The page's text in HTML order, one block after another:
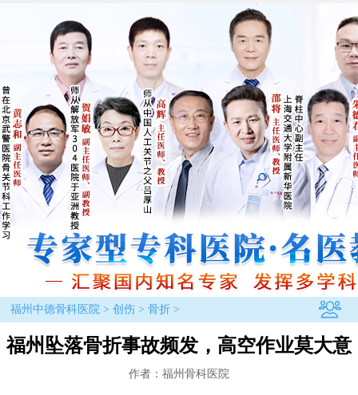
福州中德骨科医院> 创伤> 骨折>
福州坠落骨折事故频发，高空作业莫大意
作者：福州骨科医院